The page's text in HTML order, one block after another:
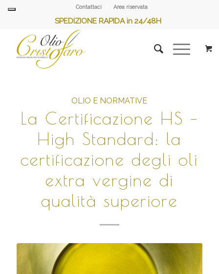
Contattaci Area riservata
SPEDIZIONE RAPIDA in 24/48H
OLIO E NORMATIVE
La Certificazione HS –
High Standard: la
certificazione degli oli
extra vergine di
qualità superiore